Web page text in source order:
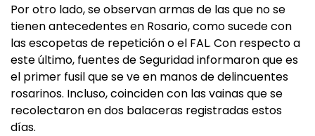
Por otro lado, se observan armas de las que no se
tienen antecedentes en Rosario, como sucede con
las escopetas de repetición o el FAL. Con respecto a
este último, fuentes de Seguridad informaron que es
el primer fusil que se ve en manos de delincuentes
rosarinos. Incluso, coinciden con las vainas que se
recolectaron en dos balaceras registradas estos
días.